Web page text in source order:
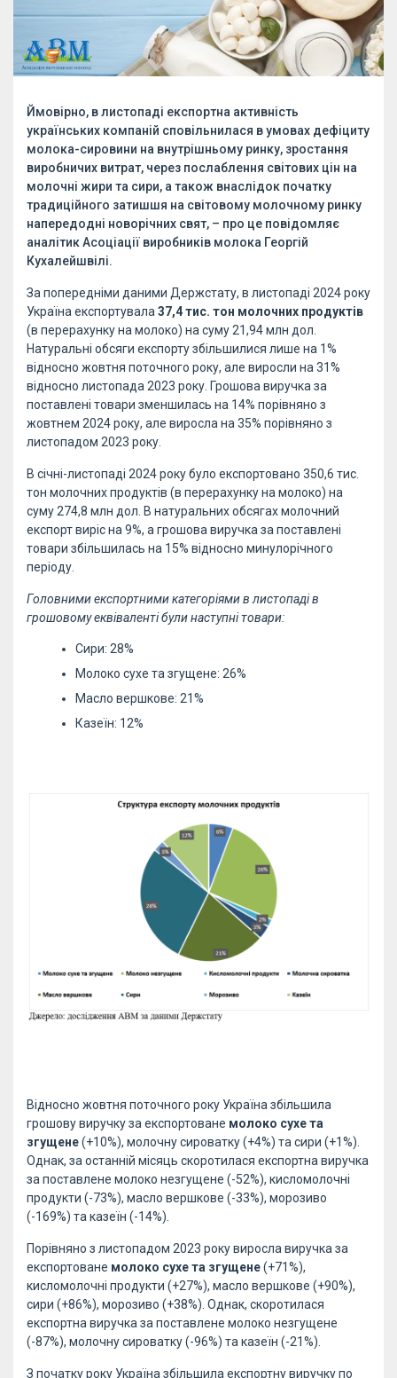
Ймовірно, в листопаді експортна активність
українських компаній сповільнилася в умовах дефіциту
молока-сировини на внутрішньому ринку, зростання
виробничих витрат, через послаблення світових цін на
молочні жири та сири, а також внаслідок початку
традиційного затишшя на світовому молочному ринку
напередодні новорічних свят, – про це повідомляє
аналітик Асоціації виробників молока Георгій
Кухалейшвілі.
За попередніми даними Держстату, в листопаді 2024 року
Україна експортувала 37,4 тис. тон молочних продуктів
(в перерахунку на молоко) на суму 21,94 млн дол.
Натуральні обсяги експорту збільшилися лише на 1%
відносно жовтня поточного року, але виросли на 31%
відносно листопада 2023 року. Грошова виручка за
поставлені товари зменшилась на 14% порівняно з
жовтнем 2024 року, але виросла на 35% порівняно з
листопадом 2023 року.
В січні-листопаді 2024 року було експортовано 350,6 тис.
тон молочних продуктів (в перерахунку на молоко) на
суму 274,8 млн дол. В натуральних обсягах молочний
експорт виріс на 9%, а грошова виручка за поставлені
товари збільшилась на 15% відносно минулорічного
періоду.
Головними експортними категоріями в листопаді в
грошовому еквіваленті були наступні товари:
Сири: 28%
Молоко сухе та згущене: 26%
Масло вершкове: 21%
Казеїн: 12%
Відносно жовтня поточного року Україна збільшила
грошову виручку за експортоване молоко сухе та
згущене(+10%), молочну сироватку (+4%) та сири (+1%).
Однак, за останній місяць скоротилася експортна виручка
за поставлене молоко незгущене (-52%), кисломолочні
продукти (-73%), масло вершкове (-33%), морозиво
(-169%) та казеїн (-14%).
Порівняно з листопадом 2023 року виросла виручка за
експортоване молоко сухе та згущене(+71%),
кисломолочні продукти (+27%), масло вершкове (+90%),
сири (+86%), морозиво (+38%). Однак, скоротилася
експортна виручка за поставлене молоко незгущене
(-87%), молочну сироватку (-96%) та казеїн (-21%).
З початку року Україна збільшила експортну виручку по